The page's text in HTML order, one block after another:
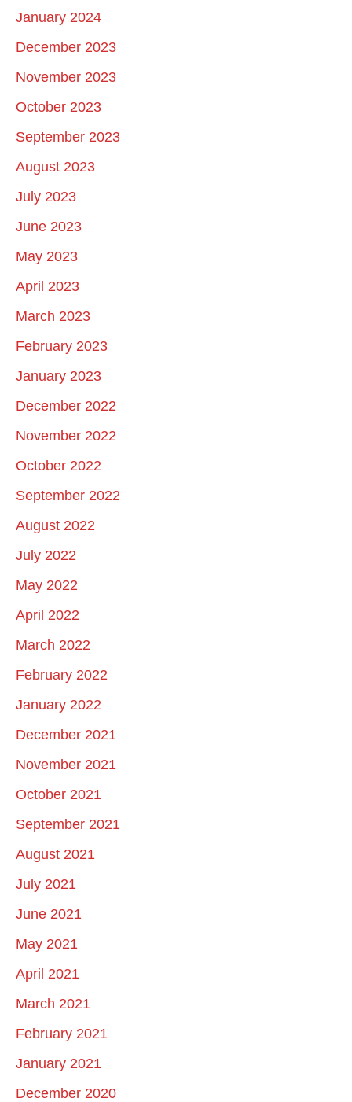
January 2024
December 2023
November 2023
October 2023
September 2023
August 2023
July 2023
June 2023
May 2023
April 2023
March 2023
February 2023
January 2023
December 2022
November 2022
October 2022
September 2022
August 2022
July 2022
May 2022
April 2022
March 2022
February 2022
January 2022
December 2021
November 2021
October 2021
September 2021
August 2021
July 2021
June 2021
May 2021
April 2021
March 2021
February 2021
January 2021
December 2020